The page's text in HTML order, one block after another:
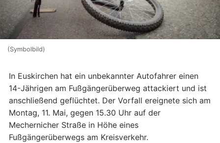
(Symbolbild)
In Euskirchen hat ein unbekannter Autofahrer einen
14-Jährigen am Fußgängerüberweg attackiert und ist
anschließend geflüchtet. Der Vorfall ereignete sich am
Montag, 11. Mai, gegen 15.30 Uhr auf der
Mechernicher Straße in Höhe eines
Fußgängerüberwegs am Kreisverkehr.